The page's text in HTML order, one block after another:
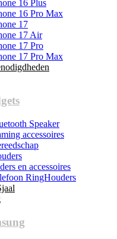
16 Plus
16 Pro Max
17
17 Air
17 Pro
17 Pro Max
Speaker
accessoires
en accessoires
RingHouders